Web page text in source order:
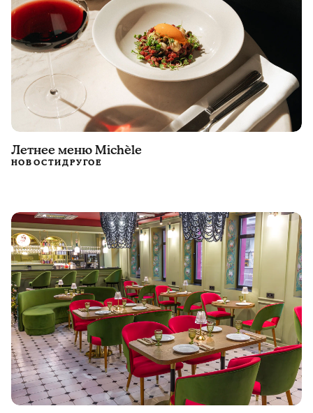
Летнее меню Michèle
НОВОСТИДРУГОЕ